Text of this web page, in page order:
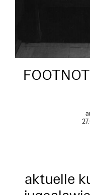
aktuelle